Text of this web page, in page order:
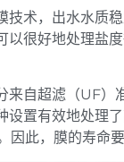
技术，出水水质
以很好地处理
来自超滤（UF）
设置有效地处理
此，膜的寿命